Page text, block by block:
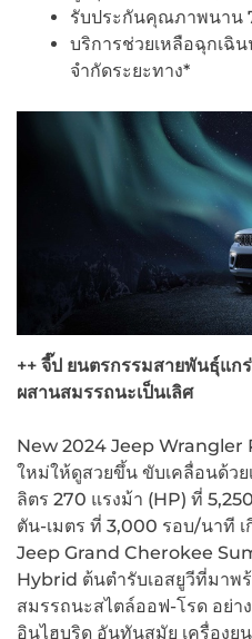
รับประกันคุณภาพนาน
บริการช่วยเหลือฉุกเฉิ
จำกัดระยะทาง*
++ จี๊ป ยนตรกรรมสายพันธุ์แก
ผสานสมรรถนะเป็นเลิศ
New 2024 Jeep Wrangler
ใหม่ให้ดูสวยขึ้น ขับเคลื่อนด้วย
ลิตร 270 แรงม้า (HP) ที่
ตัน-เมตร ที่ 3,000 รอบ/นาที
Jeep Grand Cherokee
Hybrid ต้นตำรับเอสยูวีที่มาพ
สมรรถนะสไตล์ออฟ-โรด อย่
อินไฮบริด อันทันสมัย เครื่องย